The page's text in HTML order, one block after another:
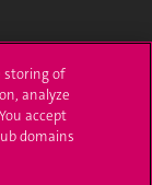
storing of
analyze
accept
domains